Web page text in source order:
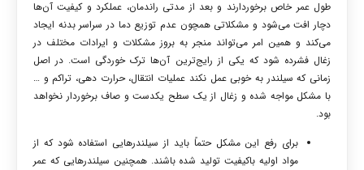
طول عمر خاص برخوردارند و بعد از مدتی راندمان، عملکرد و کیفیت آن‌ها
دچار افت می‌شود و مشکلاتی همچون عدم توزیع دما در سراسر بدنه ایجاد
می‌کند و همین امر می‌تواند منجر به بروز مشکلات و ایرادات مختلف در
زغال فشرده شود که یکی از رایج‌ترین آن‌ها ترک خوردگی است. در اصل
زمانی که سیلندر به خوبی عمل نکند عملیات انتقال، حرارت دهی، تراکم و …
با مشکل مواجه شده و زغال از یک سطح یکدست و صاف برخوردار نخواهد
بود.
برای رفع این مشکل حتماً باید از سیلندرهایی استفاده شود که از
مواد اولیه باکیفیت تولید شده باشند. همچنین سیلندرهایی که عمر